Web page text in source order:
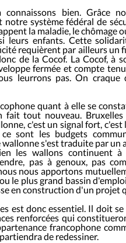
connaissons bien. Grâce
notre système fédéral de
la maladie, le chômage
leurs enfants. Cette
requièrent par ailleurs
de la Cocof. La Cocof, à
fermée et compte
leurrons pas. On
quant à elle se
fait tout nouveau.
c'est un signal fort,
ce sont les budgets
s'est traduite par
les wallons continuent
pas à genoux, pas
nous apportons
le plus grand bassin
en construction d'un
est donc essentiel. Il doit
renforcées qui
francophone
de redessiner.